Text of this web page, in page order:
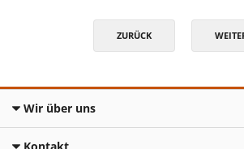
ZURÜCK
Wir über uns